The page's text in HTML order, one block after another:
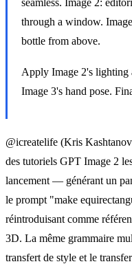
through a window.
bottle from above.
Apply Image 2's lighting
Image 3's hand pose.
@icreatelife (Kris
des tutoriels GPT Image 2
lancement — générant un
le prompt "make
réintroduisant comme
3D. La même grammaire
transfert de style et le